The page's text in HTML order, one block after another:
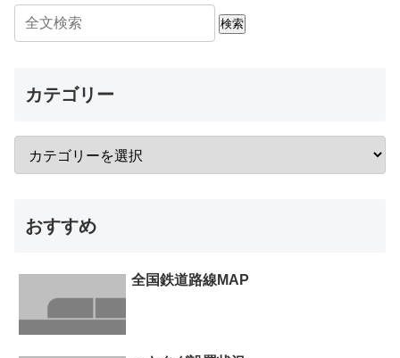
検索
カテゴリー
おすすめ
全国鉄道路線MAP